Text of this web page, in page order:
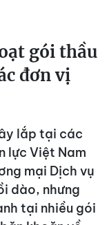
gói thầu
đơn vị
lắp tại các
lực Việt Nam
mại Dịch vụ
dào, nhưng
tại nhiều gói